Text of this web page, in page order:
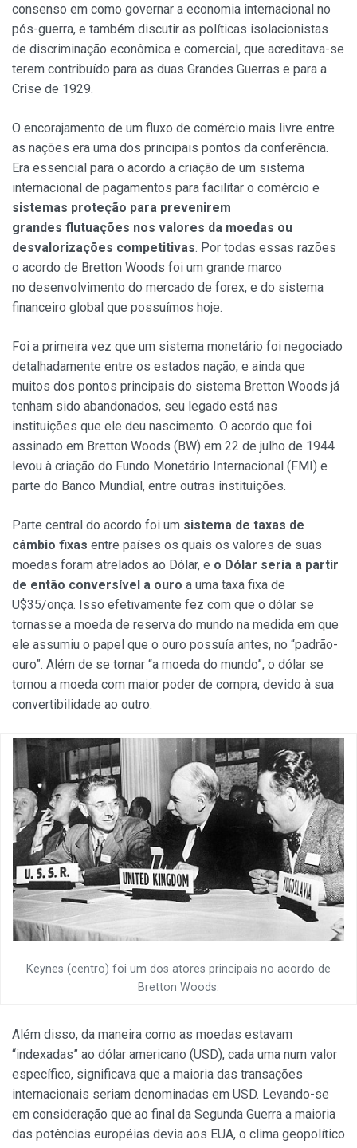
consenso em como governar a economia internacional no
pós-guerra, e também discutir as políticas isolacionistas
de discriminação econômica e comercial, que acreditava-se
terem contribuído para as duas Grandes Guerras e para a
Crise de 1929.
O encorajamento de um fluxo de comércio mais livre entre
as nações era uma dos principais pontos da conferência.
Era essencial para o acordo a criação de um sistema
internacional de pagamentos para facilitar o comércio e
sistemas proteção para prevenirem
grandes flutuações nos valores da moedas ou
desvalorizações competitivas. Por todas essas razões
o acordo de Bretton Woods foi um grande marco
no desenvolvimento do mercado de forex, e do sistema
financeiro global que possuímos hoje.
Foi a primeira vez que um sistema monetário foi negociado
detalhadamente entre os estados nação, e ainda que
muitos dos pontos principais do sistema Bretton Woods já
tenham sido abandonados, seu legado está nas
instituições que ele deu nascimento. O acordo que foi
assinado em Bretton Woods (BW) em 22 de julho de 1944
levou à criação do Fundo Monetário Internacional (FMI) e
parte do Banco Mundial, entre outras instituições.
Parte central do acordo foi um sistema de taxas de
câmbio fixas entre países os quais os valores de suas
moedas foram atrelados ao Dólar, e o Dólar seria a partir
de então conversível a ouro a uma taxa fixa de
U$35/onça. Isso efetivamente fez com que o dólar se
tornasse a moeda de reserva do mundo na medida em que
ele assumiu o papel que o ouro possuía antes, no “padrão-
ouro”. Além de se tornar “a moeda do mundo”, o dólar se
tornou a moeda com maior poder de compra, devido à sua
convertibilidade ao outro.
Keynes (centro) foi um dos atores principais no acordo de
Bretton Woods.
Além disso, da maneira como as moedas estavam
“indexadas” ao dólar americano (USD), cada uma num valor
específico, significava que a maioria das transações
internacionais seriam denominadas em USD. Levando-se
em consideração que ao final da Segunda Guerra a maioria
das potências européias devia aos EUA, o clima geopolítico